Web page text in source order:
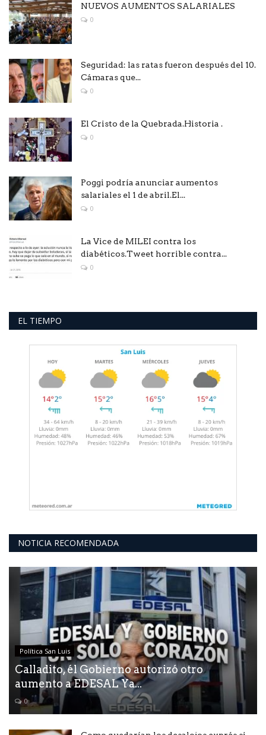
NUEVOS AUMENTOS SALARIALES
0
Seguridad: las ratas fueron después del 10.
Cámaras que...
0
El Cristo de la Quebrada.Historia .
0
Poggi podría anunciar aumentos
salariales el 1 de abril.El...
0
La Vice de MILEI contra los
diabéticos.Tweet horrible contra...
0
EL TIEMPO
NOTICIA RECOMENDADA
Política San Luis
Calladito, él Gobierno autorizó otro
aumento a EDESAL Ya...
0